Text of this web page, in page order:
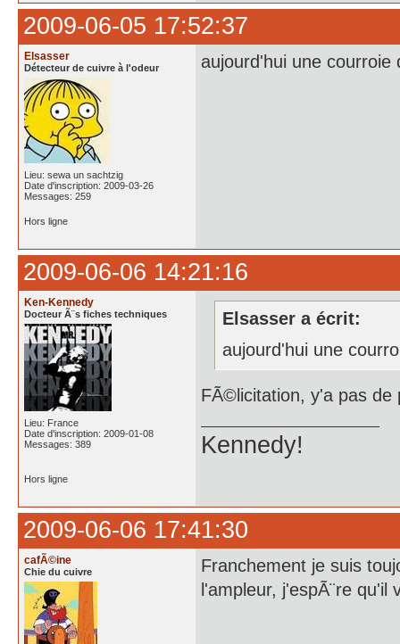
2009-06-05 17:52:37
Elsasser
Détecteur de cuivre à l'odeur
Lieu: sewa un sachtzig
Date d'inscription: 2009-03-26
Messages: 259
aujourd'hui une courroie
Hors ligne
2009-06-06 14:21:16
Ken-Kennedy
Docteur Ã¨s fiches techniques
Lieu: France
Date d'inscription: 2009-01-08
Messages: 389
Elsasser a écrit:
aujourd'hui une
FÃ©licitation, y'a pas de
Kennedy!
Hors ligne
2009-06-06 17:41:30
cafÃ©ine
Chie du cuivre
Franchement je suis
l'ampleur, j'espÃ¨re